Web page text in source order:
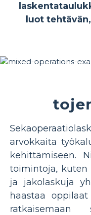
luot
arvokkaita
kehittämiseen.
toimintoja, kuten
ja jakolaskuja
haastaa
ratkaisemaan